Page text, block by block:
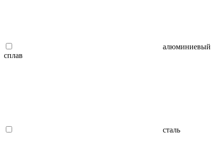
алюминиевый
сплав
сталь